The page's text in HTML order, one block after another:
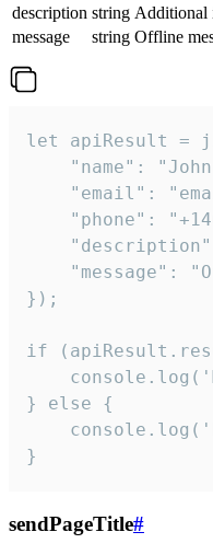
description string Additional
message
string Offline
let apiResult =
"name":
"email":
"phone":
"message":
});
if
} else {
}
sendPageTitle#